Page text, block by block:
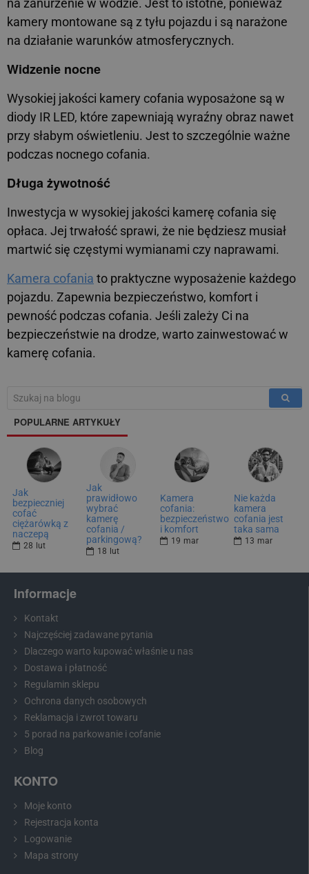
na zanurzenie w wodzie. Jest to istotne, ponieważ
kamery montowane są z tyłu pojazdu i są narażone
na działanie warunków atmosferycznych.
Widzenie nocne
Wysokiej jakości kamery cofania wyposażone są w
diody IR LED, które zapewniają wyraźny obraz nawet
przy słabym oświetleniu. Jest to szczególnie ważne
podczas nocnego cofania.
Długa żywotność
Inwestycja w wysokiej jakości kamerę cofania się
opłaca. Jej trwałość sprawi, że nie będziesz musiał
martwić się częstymi wymianami czy naprawami.
Kamera cofania to praktyczne wyposażenie każdego
pojazdu. Zapewnia bezpieczeństwo, komfort i
pewność podczas cofania. Jeśli zależy Ci na
bezpieczeństwie na drodze, warto zainwestować w
kamerę cofania.
POPULARNE ARTYKUŁY
Jak
bezpieczniej
cofać
ciężarówką z
naczepą
28 lut
Jak
prawidłowo
wybrać
kamerę
cofania /
parkingową?
18 lut
Kamera
cofania:
bezpieczeństwo
i komfort
19 mar
Nie każda
kamera
cofania jest
taka sama
13 mar
Informacje
Kontakt
Najczęściej zadawane pytania
Dlaczego warto kupować właśnie u nas
Dostawa i płatność
Regulamin sklepu
Ochrona danych osobowych
Reklamacja i zwrot towaru
5 porad na parkowanie i cofanie
Blog
KONTO
Moje konto
Rejestracja konta
Logowanie
Mapa strony